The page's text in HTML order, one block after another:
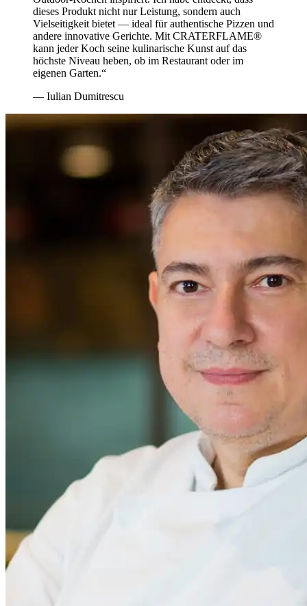
dieses Produkt nicht nur Leistung, sondern auch
Vielseitigkeit bietet — ideal für authentische Pizzen und
andere innovative Gerichte. Mit CRATERFLAME®
kann jeder Koch seine kulinarische Kunst auf das
höchste Niveau heben, ob im Restaurant oder im
eigenen Garten.“
— Iulian Dumitrescu